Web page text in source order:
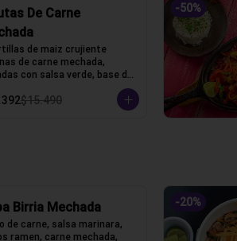
De Carne
de maiz crujiente
de carne mechada,
con salsa verde, base de
con queso gauda,
$15.490
-50%
Birria Mechada
de carne, salsa marinara,
ramen, carne mechada,
-20%